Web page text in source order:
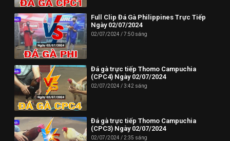
Full Clip Đá Gà Philippines Trực Tiếp
Ngày 02/07/2024
02/07/2024 7:50 sáng
Đá gà trực tiếp Thomo Campuchia
(CPC4) Ngày 02/07/2024
02/07/2024 3:42 sáng
Đá gà trực tiếp Thomo Campuchia
(CPC3) Ngày 02/07/2024
02/07/2024 2:35 sáng